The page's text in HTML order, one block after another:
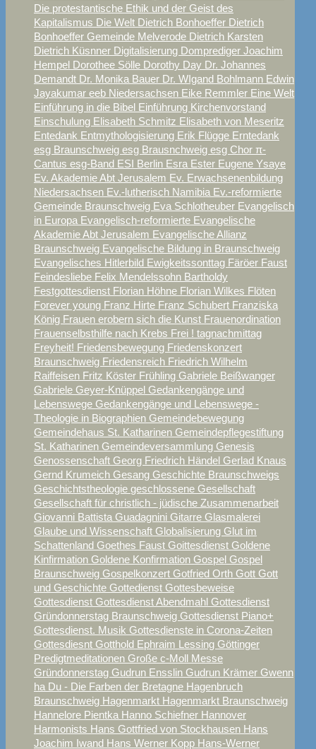
Die protestantische Ethik und der Geist des
Kapitalismus Die Welt Dietrich Bonhoeffer Dietrich
Bonhoeffer Gemeinde Melverode Dietrich Karsten
Dietrich Küsnner Digitalisierung Domprediger Joachim
Hempel Dorothee Sölle Dorothy Day Dr. Johannes
Demandt Dr. Monika Bauer Dr. WIgand Bohlmann Edwin
Jayakumar eeb Niedersachsen Eike Remmler Eine Welt
Einführung in die Bibel Einführung Kirchenvorstand
Einschulung Elisabeth Schmitz Elisabeth von Meseritz
Entedank Entmythologisierung Erik Flügge Erntedank
esg Braunschweig esg Brausnchweig esg Chor π-
Cantus esg-Band ESI Berlin Esra Ester Eugene Ysaye
Ev. Akademie Abt Jerusalem Ev. Erwachsenenbildung
Niedersachsen Ev.-lutherisch Namibia Ev.-reformierte
Gemeinde Braunschweig Eva Schlotheuber Evangelisch
in Europa Evangelisch-reformierte Evangelische
Akademie Abt Jerusalem Evangelische Allianz
Braunschweig Evangelische Bildung in Braunschweig
Evangelisches Hitlerbild Ewigkeitssonttag Färöer Faust
Feindesliebe Felix Mendelssohn Bartholdy
Festgottesdienst Florian Höhne Florian Wilkes Flöten
Forever young Franz Hirte Franz Schubert Franziska
König Frauen erobern sich die Kunst Frauenordination
Frauenselbsthilfe nach Krebs Frei ! tagnachmittag
Freyheit! Friedensbewegung Friedenskonzert
Braunschweig Friedensreich Friedrich Wilhelm
Raiffeisen Fritz Köster Frühling Gabriele Beißwanger
Gabriele Geyer-Knüppel Gedankengänge und
Lebenswege Gedankengänge und Lebenswege -
Theologie in Biographien Gemeindebewegung
Gemeindehaus St. Katharinen Gemeindepflegestiftung
St. Katharinen Gemeindeversammlung Genesis
Genossenschaft Georg Friedrich Händel Gerlad Knaus
Gernd Krumeich Gesang Geschichte Braunschweigs
Geschichtstheologie geschlossene Gesellschaft
Gesellschaft für christlich - jüdische Zusammenarbeit
Giovanni Battista Guadagnini Gitarre Glasmalerei
Glaube und Wissenschaft Globalisierung Glut im
Schattenland Goethes Faust Goittesdienst Goldene
Kinfirmation Goldene Konfirmation Gospel Gospel
Braunschweig Gospelkonzert Gotfried Orth Gott Gott
und Geschichte Gottedienst Gottesbeweise
Gottesdienst Gottesdienst Abendmahl Gottesdienst
Gründonnerstag Braunschweig Gottesdienst Piano+
Gottesdienst. Musik Gottesdienste in Corona-Zeiten
Gottesdiesnt Gotthold Ephraim Lessing Göttinger
Predigtmeditationen Große c-Moll Messe
Gründonnerstag Gudrun Ensslin Gudrun Krämer Gwenn
ha Du - Die Farben der Bretagne Hagenbruch
Braunschweig Hagenmarkt Hagenmarkt Braunschweig
Hannelore Pientka Hanno Schiefner Hannover
Harmonists Hans Gottfried von Stockhausen Hans
Joachim Iwand Hans Werner Kopp Hans-Werner